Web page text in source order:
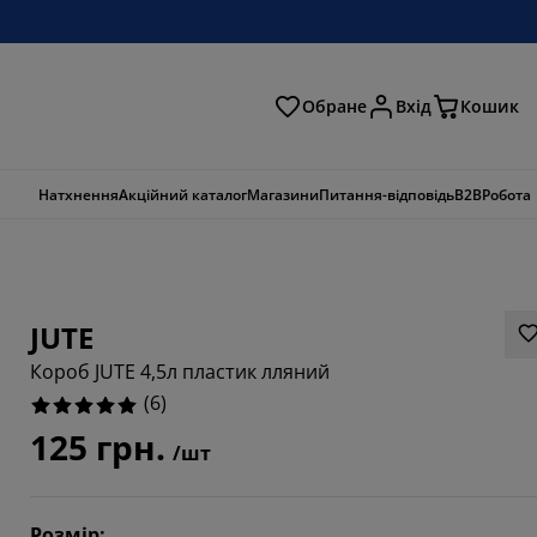
Обране Вхід Кошик
НатхненняАкційний каталогМагазиниПитання-відповідьB2BРобота
JUTE
Короб JUTE 4,5л пластик лляний
(6)
125 грн. /шт